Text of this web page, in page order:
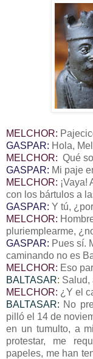
MELCHOR:
GASPAR: Hola,
MELCHOR: Qué
GASPAR: Mi paje
MELCHOR: ¡Vaya!
con los bártulos a
GASPAR: Y tú,
MELCHOR:
pluriemplearme,
GASPAR: Pues sí.
caminando no es
MELCHOR: Eso
BALTASAR: Salud,
MELCHOR: ¿Y el
BALTASAR: No
pilló el 14 de
en un tumulto, a
protestar, me
papeles, me han